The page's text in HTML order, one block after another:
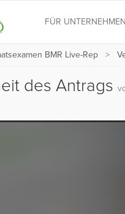
FÜR UNTERNEHMEN
BMR Live-Rep
des Antrags